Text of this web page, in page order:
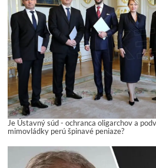
Je Ústavný súd - ochranca oligarchov a
mimovládky perú špinavé peniaze?